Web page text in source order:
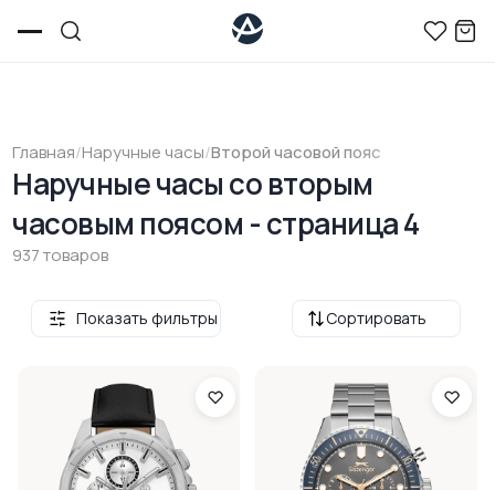
Главная/Наручные часы/Второй часовой пояс
Наручные часы со вторым
часовым поясом - страница 4
937 товаров
Сортировать
Показать фильтры